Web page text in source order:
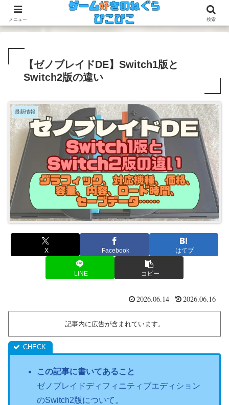
今のゲームも昔のゲームも面白い！
【ゼノブレイドDE】Switch1版と
Switch2版の違い
最新情報
X Facebook はてブ
LINE コピー
2026.06.14 2026.06.16
記事内に広告が含まれています。
この記事に書いてあること
ゼノブレイドディフィニティブエディション
のSwitch2版について。
メニュー 検索